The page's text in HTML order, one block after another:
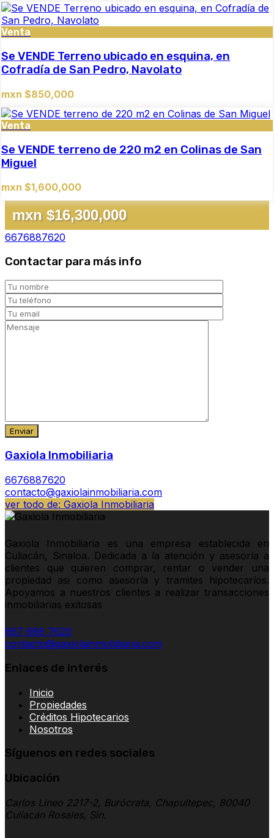
Venta
Se VENDE Terreno ubicado en esquina, en
Cofradía de San Pedro, Navolato
mxn $850,000
Venta
Se VENDE terreno de 220 m2 en Colinas de San
Miguel
mxn $1,600,000
mxn $16,300,000
6676887620
Contactar para más info
Gaxiola Inmobiliaria
6676887620
contacto@gaxiolainmobiliaria.com
ver todo de: Gaxiola Inmobiliaria
Gaxiola Inmobiliaria es una empresa establecida en
Culiacán, Sinaloa. Dedicada a la atención y asesoría a
clientes que quieren comprar, rentar o vender una
propiedad asi como asesoría y tramites hipotecaríos.
Apoyamos a nuestros clientes a realizar transacciones
inmobiliarias exitosas
667 688 7620
contacto@gaxiolainmobiliaria.com
Enlaces de interés
Inicio
Propiedades
Créditos Hipotecarios
Nosotros
Síguenos en redes sociales
Ubicación
Carlos Lineo 2217-2, Burócrata, Chapultepec, 80040
Culiacán Rosales, Sin.